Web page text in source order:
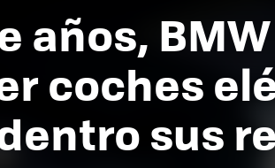
años,
coches
sus